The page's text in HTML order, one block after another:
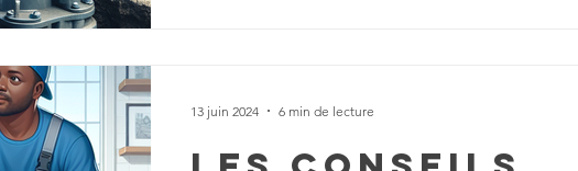
13 juin 2024 6 min de lecture